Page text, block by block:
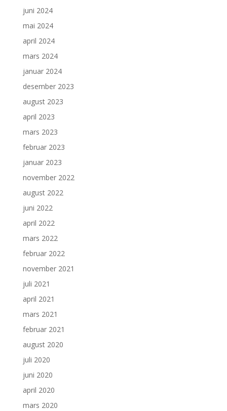
juni 2024
mai 2024
april 2024
mars 2024
januar 2024
desember 2023
august 2023
april 2023
mars 2023
februar 2023
januar 2023
november 2022
august 2022
juni 2022
april 2022
mars 2022
februar 2022
november 2021
juli 2021
april 2021
mars 2021
februar 2021
august 2020
juli 2020
juni 2020
april 2020
mars 2020